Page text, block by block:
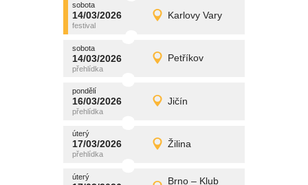
sobota
14/03/2026 Karlovy Vary
sobota
14/03/2026 Detail
promítání
sobota
14/03/2026 Petříkov
sobota
14/03/2026 Detail
promítání
pondělí
16/03/2026 Jičín
pondělí
16/03/2026 Detail
promítání
úterý
17/03/2026 Žilina
úterý
17/03/2026 Detail
promítání
úterý
Brno – Klub
promítání